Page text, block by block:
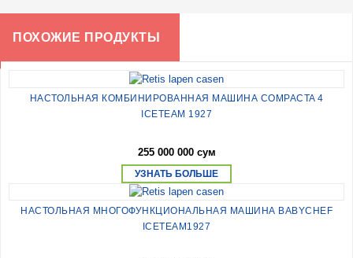
ПОХОЖИЕ ПРОДУКТЫ
НАСТОЛЬНАЯ КОМБИНИРОВАННАЯ МАШИНА COMPACTA 4
ICETEAM 1927
255 000 000 сум
УЗНАТЬ БОЛЬШЕ
НАСТОЛЬНАЯ МНОГОФУНКЦИОНАЛЬНАЯ МАШИНА BABYCHEF
ICETEAM1927